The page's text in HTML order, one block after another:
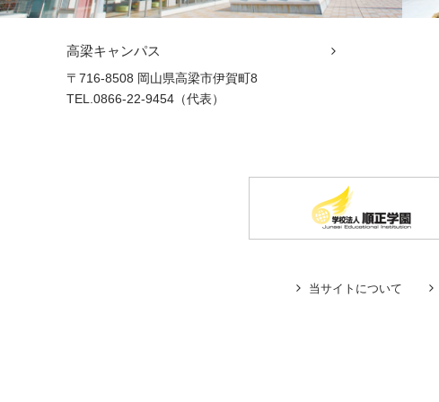
高梁キャンパス
〒716-8508 岡山県高梁市伊賀町8
TEL.0866-22-9454（代表）
当サイトについて